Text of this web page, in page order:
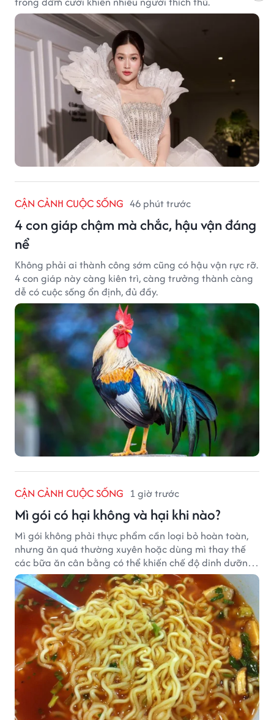
CẬN CẢNH CUỘC SỐNG 46 phút trước
4 con giáp chậm mà chắc, hậu vận đáng
nể
Không phải ai thành công sớm cũng có hậu vận rực rỡ.
4 con giáp này càng kiên trì, càng trưởng thành càng
dễ có cuộc sống ổn định, đủ đầy.
CẬN CẢNH CUỘC SỐNG 1 giờ trước
Mì gói có hại không và hại khi nào?
Mì gói không phải thực phẩm cần loại bỏ hoàn toàn,
nhưng ăn quá thường xuyên hoặc dùng mì thay thế
các bữa ăn cân bằng có thể khiến chế độ dinh dưỡng
mất cân đối.